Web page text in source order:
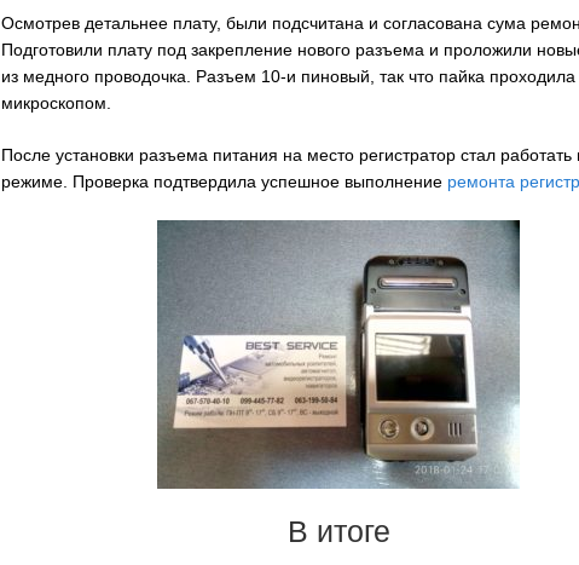
Осмотрев детальнее плату, были подсчитана и согласована сума
Подготовили плату под закрепление нового разъема и проложили
из медного проводочка. Разъем 10-и пиновый, так что пайка
микроскопом.
После установки разъема питания на место регистратор стал
режиме. Проверка подтвердила успешное выполнение ремонта
В итоге